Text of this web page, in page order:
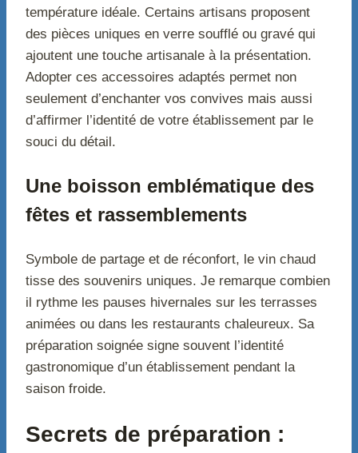
température idéale. Certains artisans proposent
des pièces uniques en verre soufflé ou gravé qui
ajoutent une touche artisanale à la présentation.
Adopter ces accessoires adaptés permet non
seulement d’enchanter vos convives mais aussi
d’affirmer l’identité de votre établissement par le
souci du détail.
Une boisson emblématique des
fêtes et rassemblements
Symbole de partage et de réconfort, le vin chaud
tisse des souvenirs uniques. Je remarque combien
il rythme les pauses hivernales sur les terrasses
animées ou dans les restaurants chaleureux. Sa
préparation soignée signe souvent l’identité
gastronomique d’un établissement pendant la
saison froide.
Secrets de préparation :